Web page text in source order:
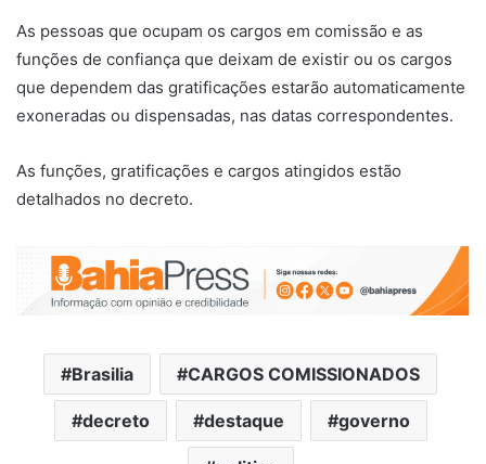
As pessoas que ocupam os cargos em comissão e as
funções de confiança que deixam de existir ou os cargos
que dependem das gratificações estarão automaticamente
exoneradas ou dispensadas, nas datas correspondentes.
As funções, gratificações e cargos atingidos estão
detalhados no decreto.
Brasilia CARGOS COMISSIONADOS
decreto destaque governo